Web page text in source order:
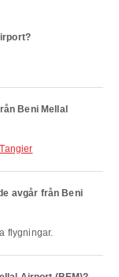
Beni Mellal
avgår från Beni
flygningar.